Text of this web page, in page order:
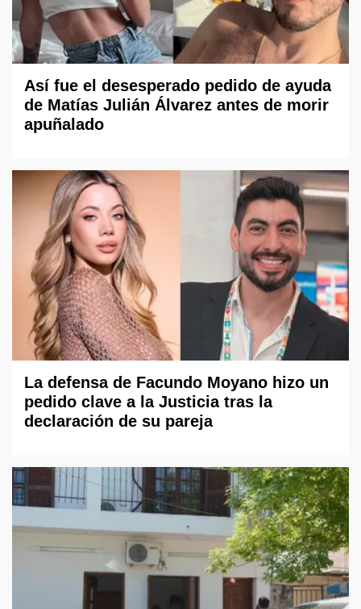
Así fue el desesperado pedido de ayuda
de Matías Julián Álvarez antes de morir
apuñalado
La defensa de Facundo Moyano hizo un
pedido clave a la Justicia tras la
declaración de su pareja